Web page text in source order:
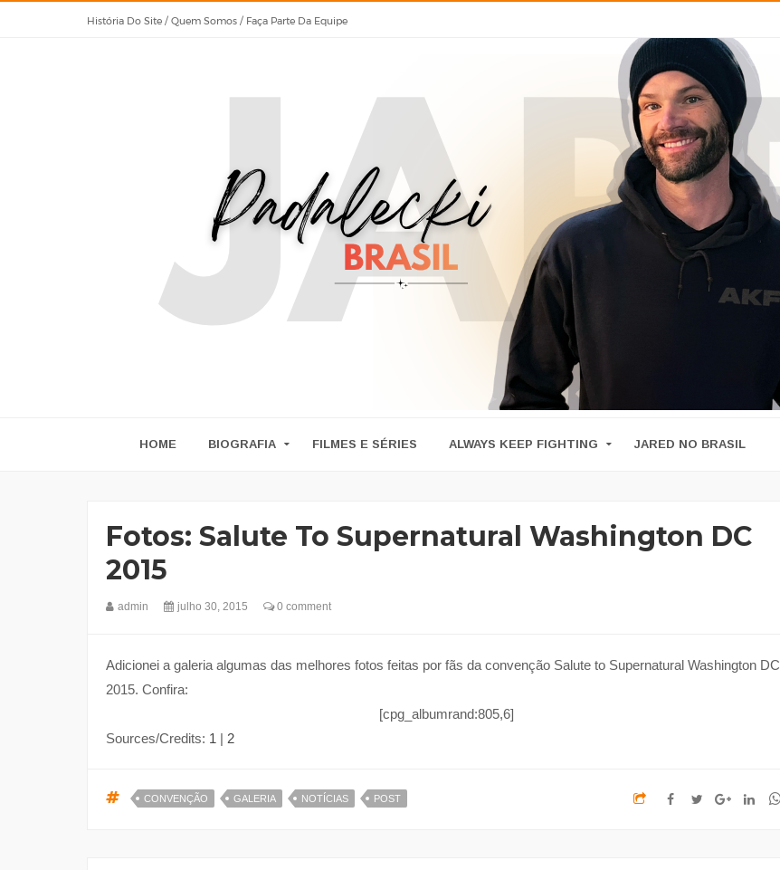
História Do Site / Quem Somos / Faça Parte Da Equipe
HOME BIOGRAFIA FILMES E SÉRIES ALWAYS KEEP FIGHTING JARED NO BRASIL
Fotos: Salute To Supernatural Washington DC
2015
admin julho 30, 2015 0 comment
Adicionei a galeria algumas das melhores fotos feitas por fãs da convenção Salute to Supernatural Washington DC
2015. Confira:
[cpg_albumrand:805,6]
Sources/Credits: 1 | 2
CONVENÇÃO GALERIA NOTÍCIAS POST